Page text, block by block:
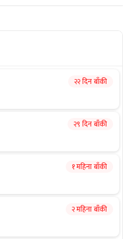
२२ दिन बाँकी
२९ दिन बाँकी
१ महिना बाँकी
२ महिना बाँकी